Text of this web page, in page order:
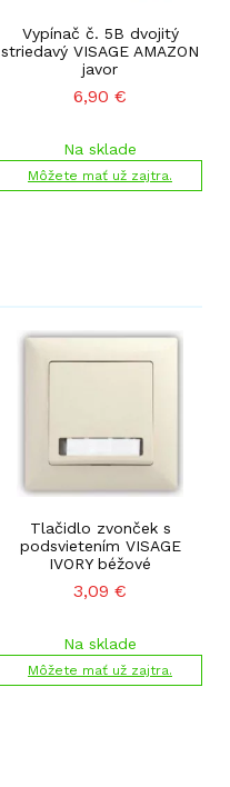
Vypínač č. 5B dvojitý
striedavý VISAGE AMAZON
javor
6,90 €
Na sklade
Môžete mať už zajtra.
Tlačidlo zvonček s
podsvietením VISAGE
IVORY béžové
3,09 €
Na sklade
Môžete mať už zajtra.